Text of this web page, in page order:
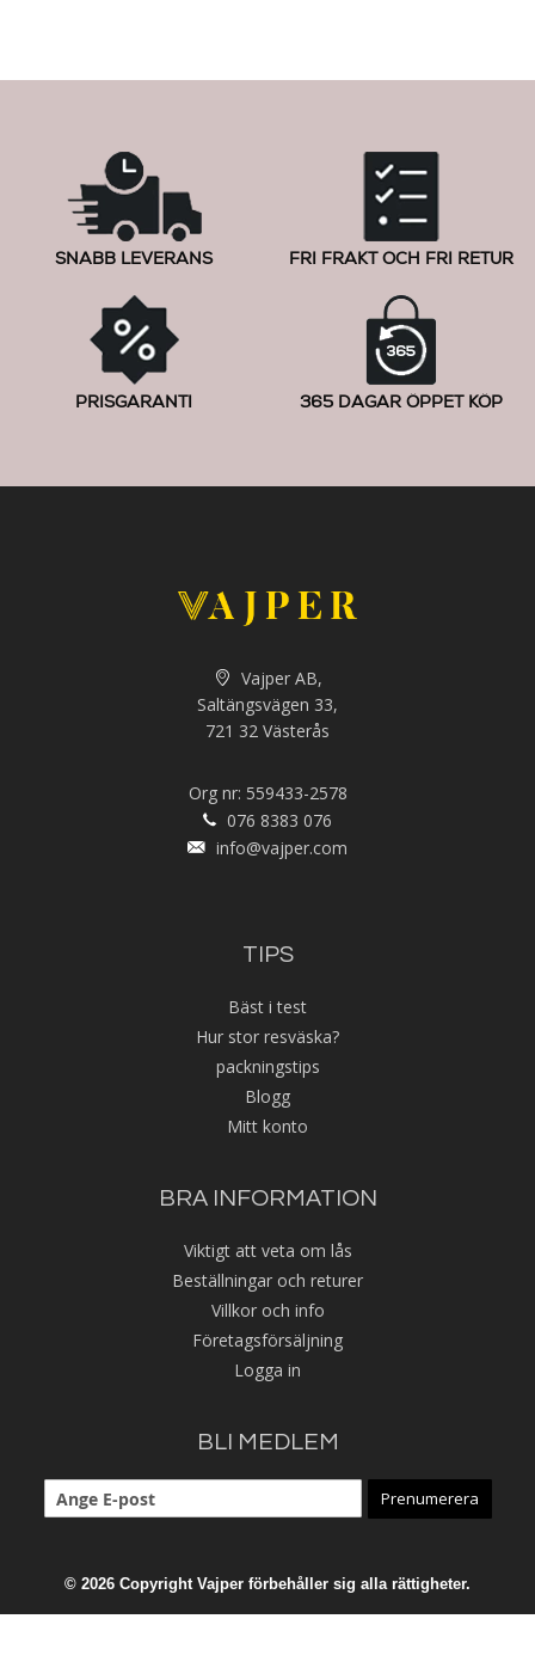
SNABB LEVERANS FRI FRAKT OCH FRI RETUR
PRISGARANTI 365 DAGAR ÖPPET KÖP
Vajper AB,
Saltängsvägen 33,
721 32 Västerås
Org nr: 559433-2578
076 8383 076
info@vajper.com
TIPS
Bäst i test
Hur stor resväska?
packningstips
Blogg
Mitt konto
BRA INFORMATION
Viktigt att veta om lås
Beställningar och returer
Villkor och info
Företagsförsäljning
Logga in
BLI MEDLEM
Prenumerera
© 2026 Copyright Vajper förbehåller sig alla rättigheter.